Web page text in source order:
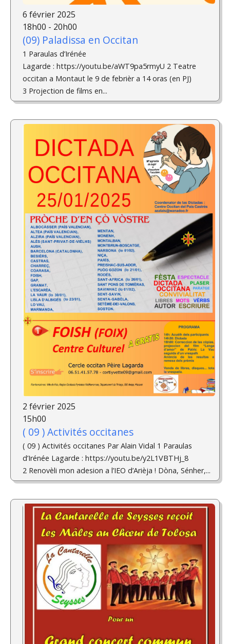
6 février 2025
18h00 - 20h00
(09) Paladissa en Occitan
1 Paraulas d’Irénée
Lagarde : https://youtu.be/aWT9pa5rmyU 2 Teatre
occitan a Montaut le 9 de febrièr a 14 oras (en PJ)
3 Projection de films en...
2 février 2025
15h00
( 09 ) Activités occitanes
( 09 ) Activités occitanes Par Alain Vidal 1 Paraulas
d’Irénée Lagarde : https://youtu.be/y2L1VBTHj_8
2 Renovèli mon adesion a l’IEO d’Arièja ! Dòna, Sénher,...